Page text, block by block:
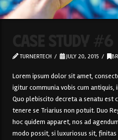
TURNERTECH JULY 20, 2015
Lorem ipsum dolor sit amet,
igitur communia vobis cum antiquis,
Quo plebiscito decreta a senatu est
tenere se Triarius non potuit. Duo
hoc quidem apparet, nos ad
modo possit, si luxuriosus sit,